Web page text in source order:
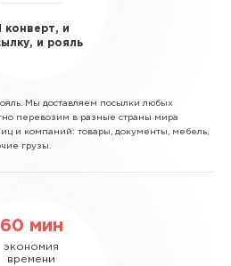
конверт, и
и рояль
Мы доставляем посылки любых
перевозим в разные страны мира
и компаний: товары, документы, мебель,
грузы.
60 мин
экономия
времени